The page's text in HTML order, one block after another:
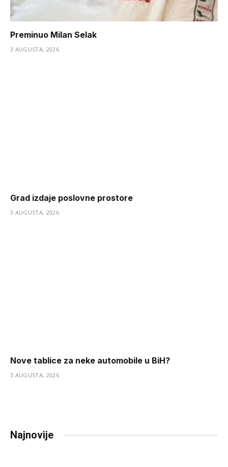
Preminuo Milan Selak
3 AUGUSTA, 2026
Grad izdaje poslovne prostore
3 AUGUSTA, 2026
Nove tablice za neke automobile u BiH?
3 AUGUSTA, 2026
Najnovije